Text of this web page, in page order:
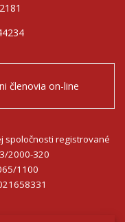
členovia on-line
spoločnosti registrované
2000-320
1100